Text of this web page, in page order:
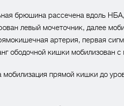
брюшина рассечена вдоль
левый мочеточник, далее
артерия, первая
ободочной кишки мобилизован
мобилизация прямой кишки до